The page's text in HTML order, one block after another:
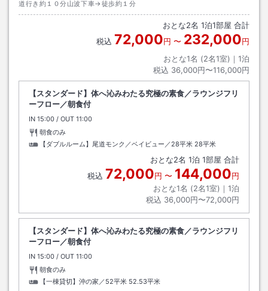
道行き約１０分山波下車→徒歩約１分
おとな2名 1泊1部屋 合計
税込 72,000円 〜 232,000円
おとな1名 (2名1室)｜ 1泊
税込 36,000円〜116,000円
【スタンダード】体へ沁みわたる究極の素食／ラウンジフリ
ーフロー／朝食付
IN チェックイン
15:00 / OUT チェックアウト
11:00
朝食のみ
【ダブルルーム】尾道モンク／ベイビュー／28平米 28平米
おとな2名 1泊 1部屋 合計
税込 72,000円 〜 144,000円
おとな1名 (2名1室)｜ 1泊
税込 36,000円〜72,000円
【スタンダード】体へ沁みわたる究極の素食／ラウンジフリ
ーフロー／朝食付
IN チェックイン
15:00 / OUT チェックアウト
11:00
朝食のみ
【一棟貸切】沖の家／52平米 52.53平米